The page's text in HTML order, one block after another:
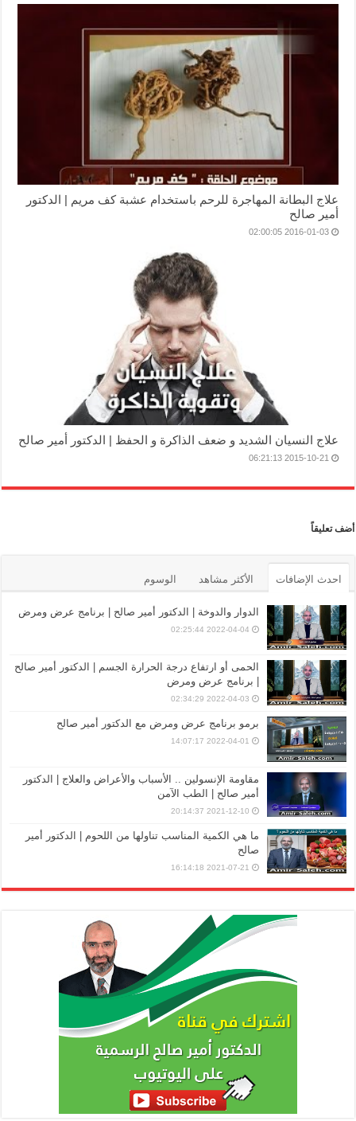
علاج البطانة المهاجرة للرحم باستخدام عشبة كف مريم | الدكتور
أمير صالح
2016-01-03 02:00:05
علاج النسيان الشديد و ضعف الذاكرة و الحفظ | الدكتور أمير صالح
2015-10-21 06:21:13
أضف تعليقاً
احدث الإضافات الأكثر مشاهد الوسوم
الدوار والدوخة | الدكتور أمير صالح | برنامج عرض ومرض
2022-04-04 02:25:44
الحمى أو ارتفاع درجة الحرارة الجسم | الدكتور أمير صالح
| برنامج عرض ومرض
2022-04-03 02:34:29
برمو برنامج عرض ومرض مع الدكتور أمير صالح
2022-04-01 14:07:17
مقاومة الإنسولين .. الأسباب والأعراض والعلاج | الدكتور
أمير صالح | الطب الآمن
2021-12-10 20:14:37
ما هي الكمية المناسب تناولها من اللحوم | الدكتور أمير
صالح
2021-07-21 16:14:18